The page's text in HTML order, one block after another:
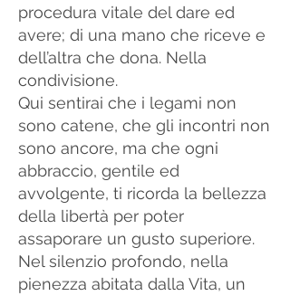
procedura vitale del dare ed
avere; di una mano che riceve e
dell’altra che dona. Nella
condivisione.
Qui sentirai che i legami non
sono catene, che gli incontri non
sono ancore, ma che ogni
abbraccio, gentile ed
avvolgente, ti ricorda la bellezza
della libertà per poter
assaporare un gusto superiore.
Nel silenzio profondo, nella
pienezza abitata dalla Vita, un